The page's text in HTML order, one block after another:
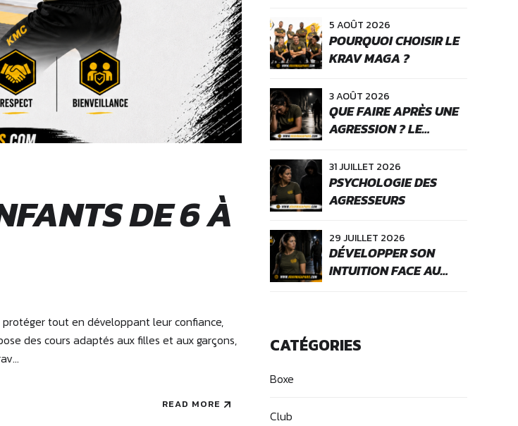
DE 6 À
protéger tout en développant leur confiance,
des cours adaptés aux filles et aux garçons,
READ MORE
5 AOÛT 2026
POURQUOI CHOISIR LE
KRAV MAGA ?
3 AOÛT 2026
QUE FAIRE APRÈS UNE
AGRESSION ? LE
POUR BIEN RÉAGIR
31 JUILLET 2026
PSYCHOLOGIE DES
AGRESSEURS
29 JUILLET 2026
DÉVELOPPER SON
INTUITION FACE AU
CATÉGORIES
Boxe
Club